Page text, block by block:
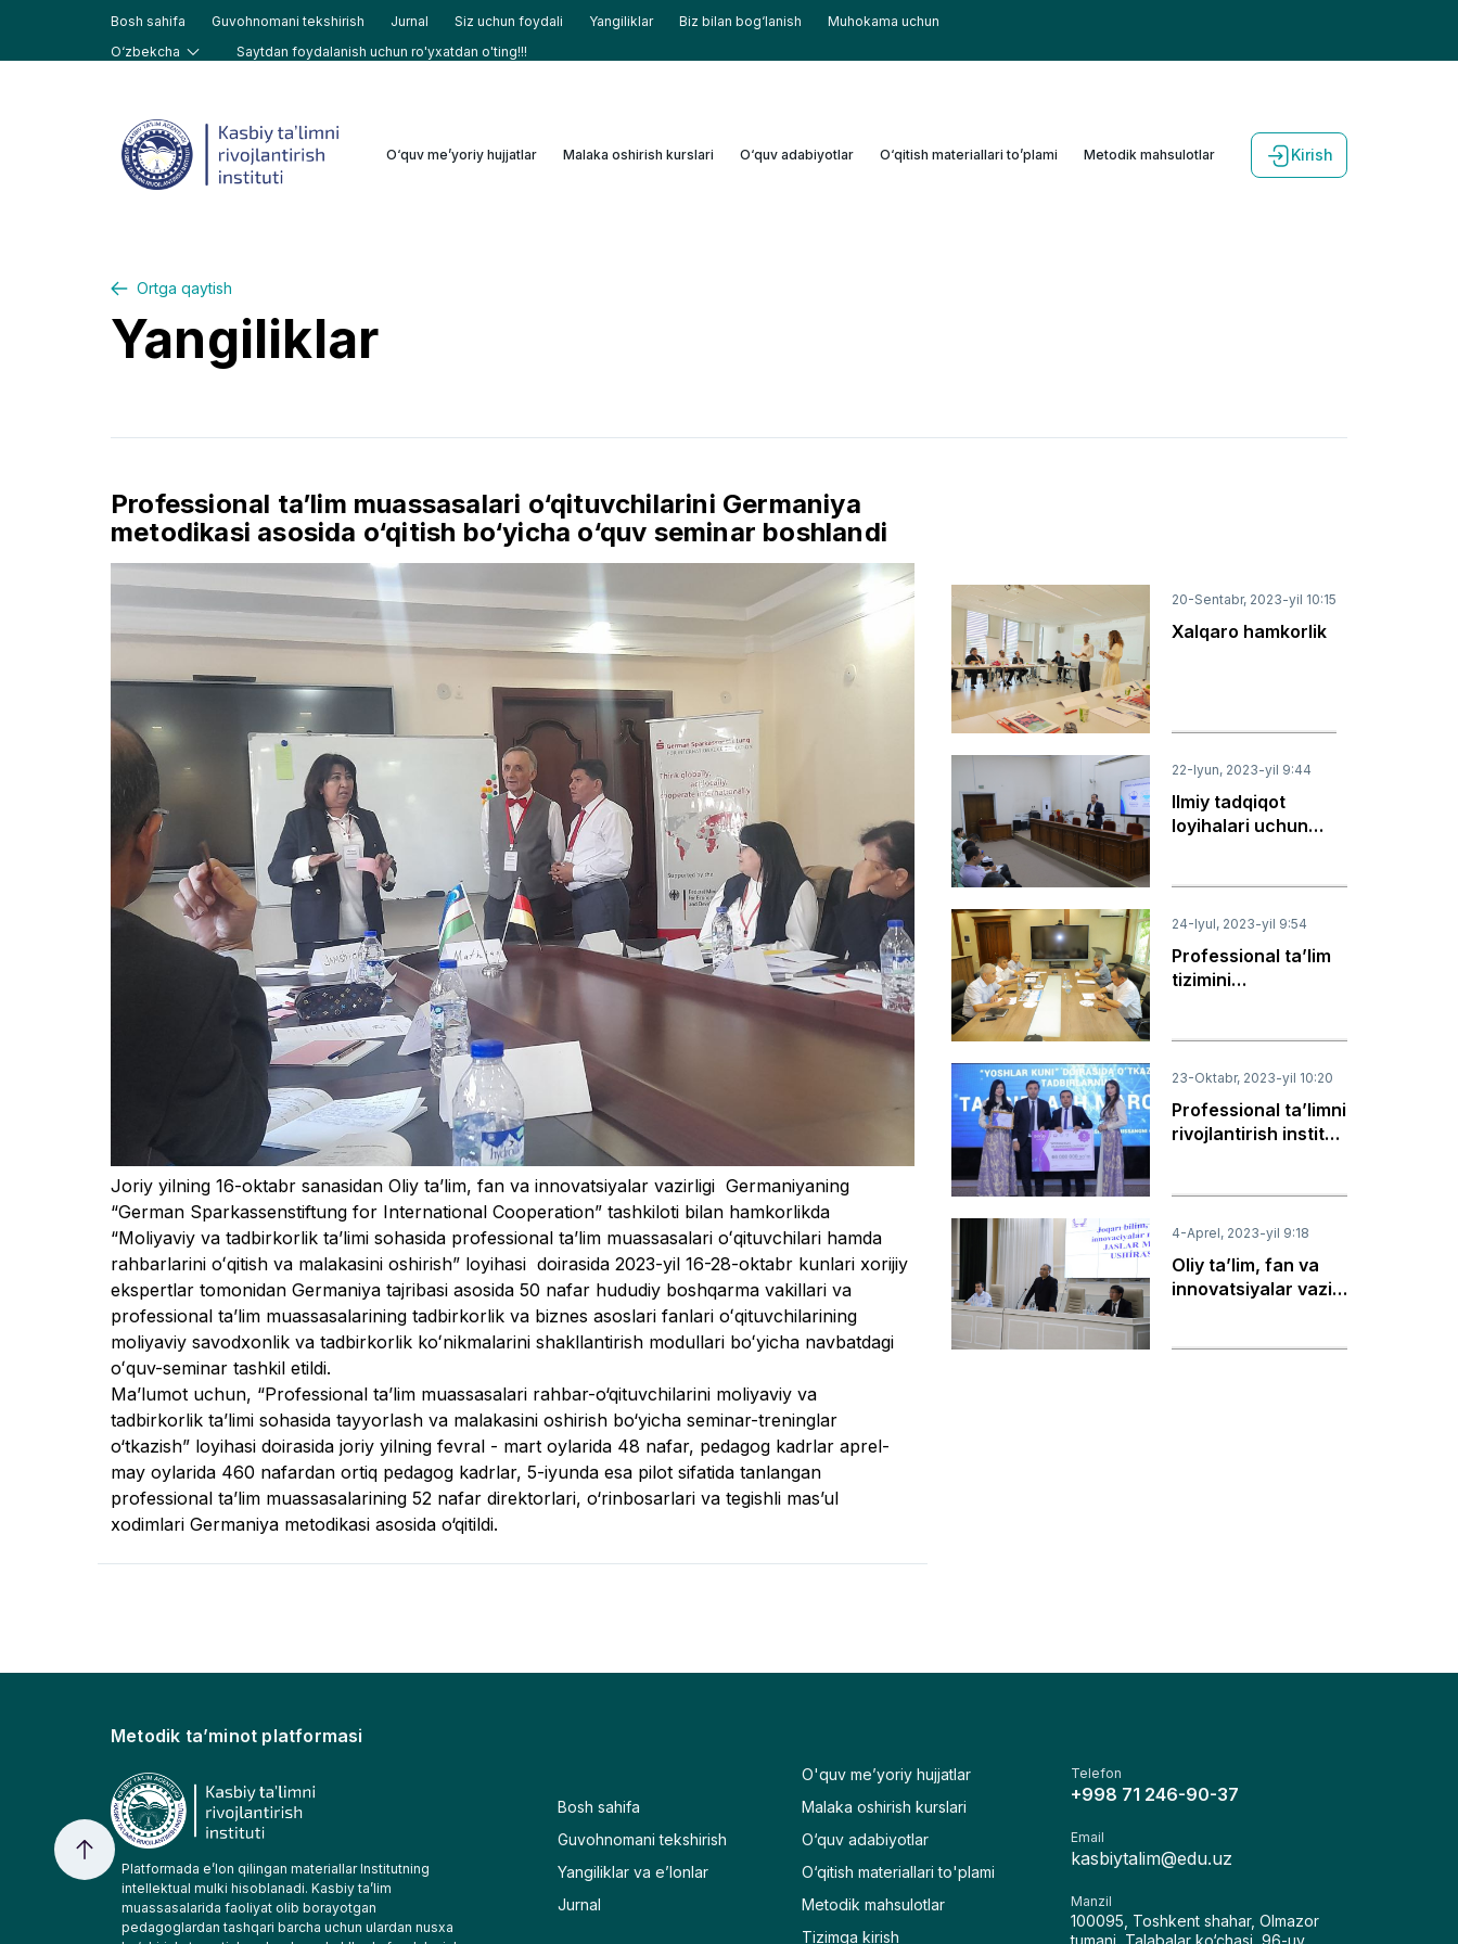
Bosh sahifa Guvohnomani tekshirish Jurnal Siz uchun foydali Yangiliklar Biz bilan bog‘lanish
Muhokama uchun
O‘zbekcha
O‘zbekcha
Saytdan foydalanish uchun ro'yxatdan o'ting!!!
O‘quv me’yoriy hujjatlar Malaka oshirish kurslari O‘quv adabiyotlar O‘qitish materiallari to’plami Metodik mahsulotlar Kirish
Ortga qaytish
Yangiliklar
Professional ta’lim muassasalari o‘qituvchilarini Germaniya
metodikasi asosida o‘qitish bo‘yicha o‘quv seminar boshlandi
Joriy yilning 16-oktabr sanasidan Oliy ta’lim, fan va innovatsiyalar vazirligi  Germaniyaning
“German Sparkassenstiftung for International Cooperation” tashkiloti bilan hamkorlikda
“Moliyaviy va tadbirkorlik taʼlimi sohasida professional taʼlim muassasalari oʻqituvchilari hamda
rahbarlarini oʻqitish va malakasini oshirish” loyihasi  doirasida 2023-yil 16-28-oktabr kunlari xorijiy
ekspertlar tomonidan Germaniya tajribasi asosida 50 nafar hududiy boshqarma vakillari va
professional taʼlim muassasalarining tadbirkorlik va biznes asoslari fanlari oʻqituvchilarining
moliyaviy savodxonlik va tadbirkorlik koʻnikmalarini shakllantirish modullari boʻyicha navbatdagi
oʻquv-seminar tashkil etildi.
Ma’lumot uchun, “Professional ta’lim muassasalari rahbar-o‘qituvchilarini moliyaviy va
tadbirkorlik ta’limi sohasida tayyorlash va malakasini oshirish bo‘yicha seminar-treninglar
o‘tkazish” loyihasi doirasida joriy yilning fevral - mart oylarida 48 nafar, pedagog kadrlar aprel-
may oylarida 460 nafardan ortiq pedagog kadrlar, 5-iyunda esa pilot sifatida tanlangan
professional ta’lim muassasalarining 52 nafar direktorlari, o‘rinbosarlari va tegishli mas’ul
xodimlari Germaniya metodikasi asosida o‘qitildi.
20-Sentabr, 2023-yil 10:15
Xalqaro hamkorlik
22-Iyun, 2023-yil 9:44
Ilmiy tadqiqot
loyihalari uchun
mavzularini ishlab
chiqish)
24-Iyul, 2023-yil 9:54
Professional ta’lim
tizimini
23-Oktabr, 2023-yil 10:20
Professional ta’limni
rivojlantirish instituti
o‘rin sohibi bo’ldi
4-Aprel, 2023-yil 9:18
Oliy taʼlim, fan va
innovatsiyalar vaziri
Metodik ta’minot platformasi
Platformada e’lon qilingan materiallar Institutning
intellektual mulki hisoblanadi. Kasbiy ta’lim
muassasalarida faoliyat olib borayotgan
pedagoglardan tashqari barcha uchun ulardan nusxa
Bosh sahifa
Guvohnomani tekshirish
Yangiliklar va e’lonlar
Jurnal
O'quv me’yoriy hujjatlar
Malaka oshirish kurslari
O‘quv adabiyotlar
O‘qitish materiallari to'plami
Metodik mahsulotlar
Tizimga kirish
Telefon
+998 71 246-90-37
Email
kasbiytalim@edu.uz
Manzil
100095, Toshkent shahar, Olmazor
tumani, Talabalar ko‘chasi, 96-uy